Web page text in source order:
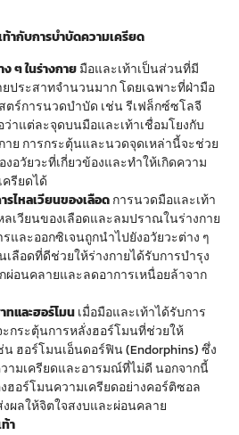
ากับการบำบัดความเครียด
ๆ ในร่างกายมือและเท้าเป็นส่วนที่มี
ประสาทจำนวนมาก โดยเฉพาะที่ฝ่ามือ
ตร์การนวดบำบัด เช่น รีเฟล็กซ์ซโลจี
ว่าแต่ละจุดบนมือและเท้าเชื่อมโยงกับ
าย การกระตุ้นและนวดจุดเหล่านี้จะช่วย
อวัยวะที่เกี่ยวข้องและทำให้เกิดความ
รียดได้
ไหลเวียนของเลือดการนวดมือและเท้า
เวียนของเลือดและลมปราณในร่างกาย
และออกซิเจนถูกนำไปยังอวัยวะต่าง ๆ
ลือดที่ดีช่วยให้ร่างกายได้รับการบำรุง
ผ่อนคลายและลดอาการเหนื่อยล้าจาก
ทและฮอร์โมนเมื่อมือและเท้าได้รับการ
กระตุ้นการหลั่งฮอร์โมนที่ช่วยให้
น ฮอร์โมนเอ็นดอร์ฟิน (Endorphins) ซึ่ง
ามเครียดและอารมณ์ที่ไม่ดี นอกจากนี้
ฮอร์โมนความเครียดอย่างคอร์ติซอล
ผลให้จิตใจสงบและผ่อนคลาย
า